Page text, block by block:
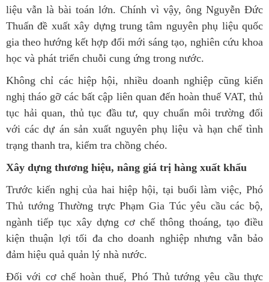
liệu vẫn là bài toán lớn. Chính vì vậy, ông Nguyễn Đức
Thuấn đề xuất xây dựng trung tâm nguyên phụ liệu quốc
gia theo hướng kết hợp đổi mới sáng tạo, nghiên cứu khoa
học và phát triển chuỗi cung ứng trong nước.
Không chỉ các hiệp hội, nhiều doanh nghiệp cũng kiến
nghị tháo gỡ các bất cập liên quan đến hoàn thuế VAT, thủ
tục hải quan, thủ tục đầu tư, quy chuẩn môi trường đối
với các dự án sản xuất nguyên phụ liệu và hạn chế tình
trạng thanh tra, kiểm tra chồng chéo.
Xây dựng thương hiệu, nâng giá trị hàng xuất khẩu
Trước kiến nghị của hai hiệp hội, tại buổi làm việc, Phó
Thủ tướng Thường trực Phạm Gia Túc yêu cầu các bộ,
ngành tiếp tục xây dựng cơ chế thông thoáng, tạo điều
kiện thuận lợi tối đa cho doanh nghiệp nhưng vẫn bảo
đảm hiệu quả quản lý nhà nước.
Đối với cơ chế hoàn thuế, Phó Thủ tướng yêu cầu thực